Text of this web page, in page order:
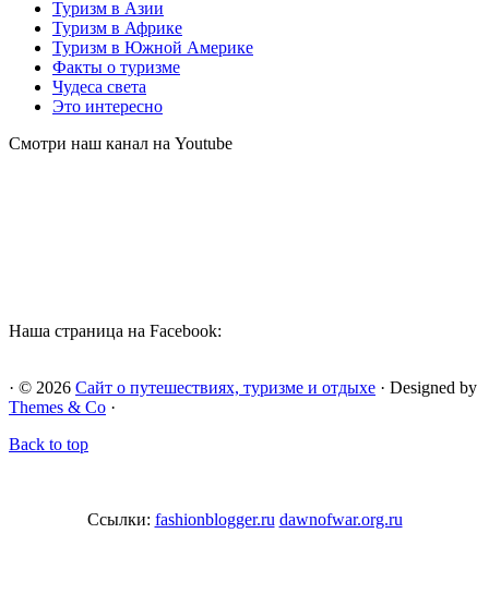
Туризм в Азии
Туризм в Африке
Туризм в Южной Америке
Факты о туризме
Чудеса света
Это интересно
Смотри наш канал на Youtube
Наша страница на Facebook:
· © 2026 Сайт о путешествиях, туризме и отдыхе · Designed by
Themes & Co ·
Back to top
Ссылки: fashionblogger.ru dawnofwar.org.ru